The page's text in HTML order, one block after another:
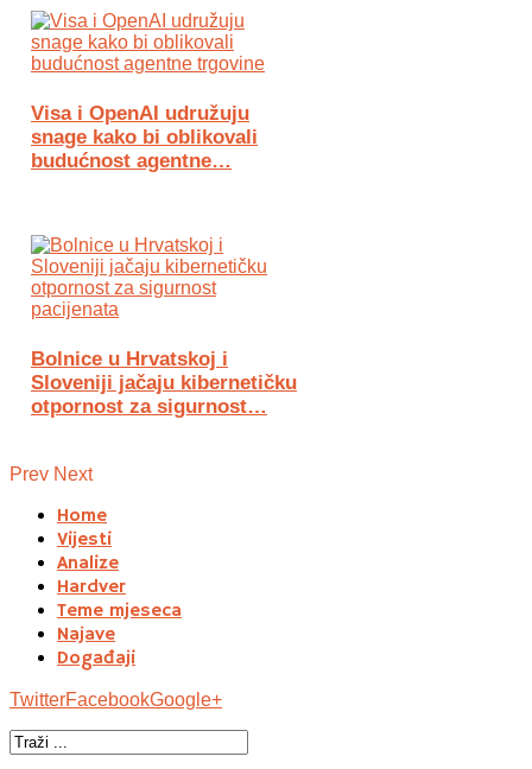
Visa i OpenAI udružuju
snage kako bi oblikovali
budućnost agentne…
Bolnice u Hrvatskoj i
Sloveniji jačaju kibernetičku
otpornost za sigurnost…
Prev Next
Home
Vijesti
Analize
Hardver
Teme mjeseca
Najave
Događaji
TwitterFacebookGoogle+